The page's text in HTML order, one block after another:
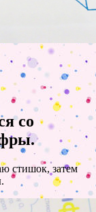
со
стишок, затем